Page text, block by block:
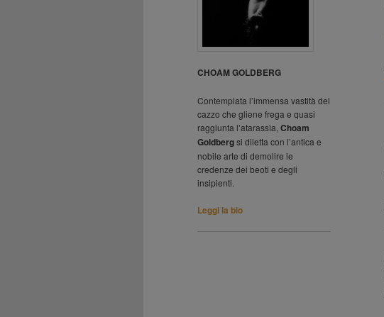
CHOAM GOLDBERG
Contemplata l’immensa vastità del
cazzo che gliene frega e quasi
raggiunta l’atarassìa, Choam
Goldbergsi diletta con l’antica e
nobile arte di demolire le
credenze dei beoti e degli
insipienti.
Leggi la bio